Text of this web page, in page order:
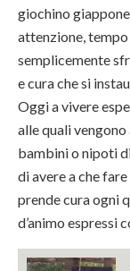
giochino
attenzione,
semplicemente
e cura che si
Oggi a vivere
alle quali
bambini o nipoti
di avere a che
prende cura ogni
d’animo espressi